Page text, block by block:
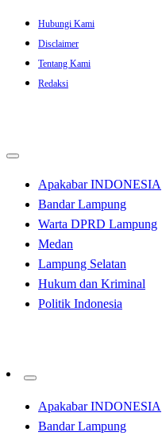
Skip
content
Hubungi Kami
Disclaimer
Tentang Kami
Redaksi
Apakabar INDONESIA
Bandar Lampung
Warta DPRD Lampung
Medan
Lampung Selatan
Hukum dan Kriminal
Politik Indonesia
Apakabar INDONESIA
Bandar Lampung